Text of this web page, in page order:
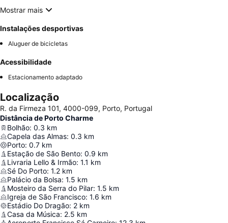
Mostrar mais
Instalações desportivas
Aluguer de bicicletas
Acessibilidade
Estacionamento adaptado
Localização
R. da Firmeza 101, 4000-099, Porto, Portugal
Distância de Porto Charme
Bolhão: 0.3 km
Capela das Almas: 0.3 km
Porto: 0.7 km
Estação de São Bento: 0.9 km
Livraria Lello & Irmão: 1.1 km
Sé Do Porto: 1.2 km
Palácio da Bolsa: 1.5 km
Mosteiro da Serra do Pilar: 1.5 km
Igreja de São Francisco: 1.6 km
Estádio Do Dragão: 2 km
Casa da Música: 2.5 km